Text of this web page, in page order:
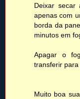
Deixar secar
apenas com
borda da
minutos em
Apagar o
transferir para
Muito boa